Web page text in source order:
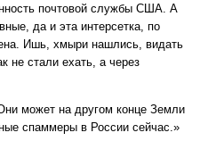
почтовой службы США. А
да и эта интерсетка, по
Ишь, хмыри нашлись, видать
не стали ехать, а через
может на другом конце Земли
спаммеры в России сейчас.»